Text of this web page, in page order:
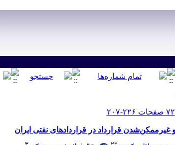
قرارداد در قراردادهای نفتی ایران